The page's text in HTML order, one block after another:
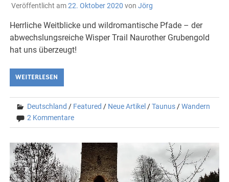
Veröffentlicht am22. Oktober 2020 von Jörg
Herrliche Weitblicke und wildromantische Pfade – der
abwechslungsreiche Wisper Trail Naurother Grubengold
hat uns überzeugt!
WEITERLESEN
Deutschland / Featured / Neue Artikel /Taunus /Wandern
2 Kommentare